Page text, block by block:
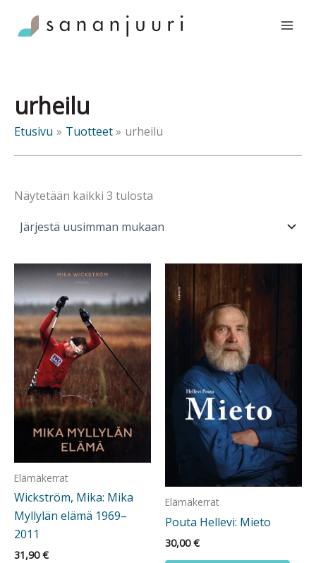
sisältöön
urheilu
Etusivu Tuotteet urheilu
Näytetään kaikki 3 tulosta
Elämäkerrat
Wickström, Mika: Mika
Myllylän elämä 1969–
2011
31,90€
Elämäkerrat
Pouta Hellevi: Mieto
30,00€